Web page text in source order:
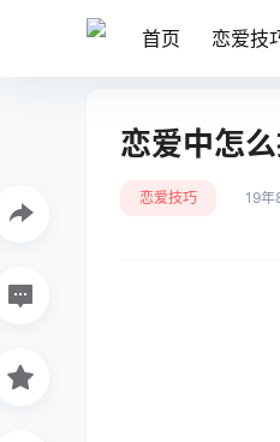
首页 恋爱技
恋爱中怎
恋爱技巧 19年